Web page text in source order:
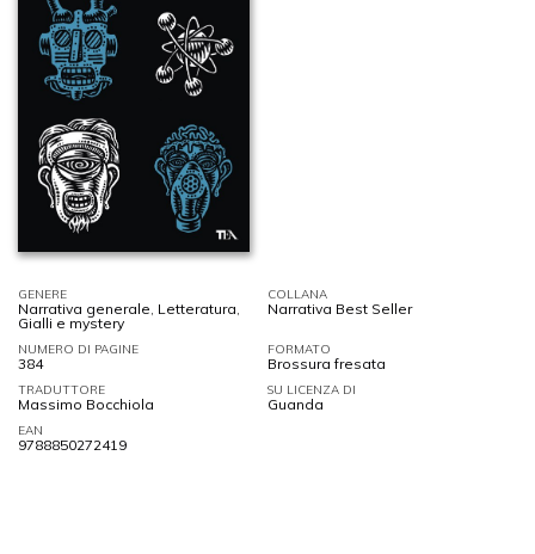
GENERE
Narrativa generale Letteratura
Gialli e mystery
COLLANA
Narrativa Best Seller
NUMERO DI PAGINE
384
FORMATO
Brossura fresata
TRADUTTORE
Massimo Bocchiola
SU LICENZA DI
Guanda
EAN
9788850272419